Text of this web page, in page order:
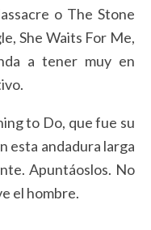
o The Stone
She Waits For Me,
a tener muy en
to Do, que fue su
esta andadura larga
Apuntáoslos. No
el hombre.